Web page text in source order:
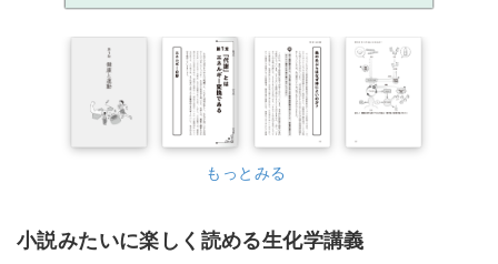
もっとみる
小説みたいに楽しく読める生化学講義